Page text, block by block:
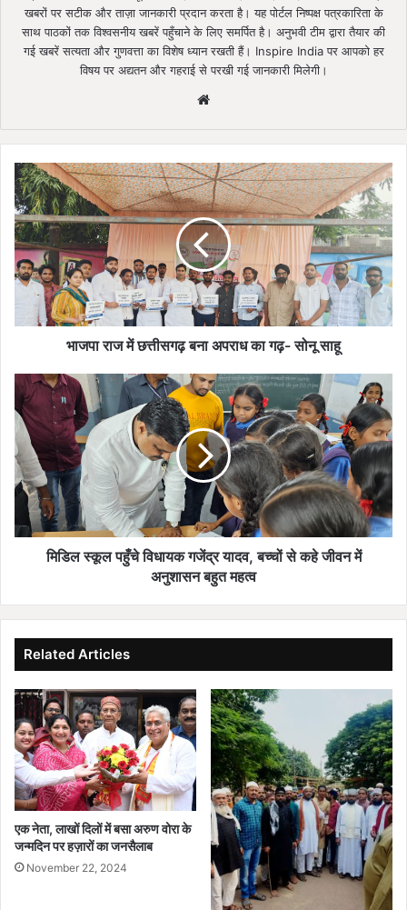
खबरों पर सटीक और ताज़ा जानकारी प्रदान करता है। यह पोर्टल निष्पक्ष पत्रकारिता के
साथ पाठकों तक विश्वसनीय खबरें पहुँचाने के लिए समर्पित है। अनुभवी टीम द्वारा तैयार की
गई खबरें सत्यता और गुणवत्ता का विशेष ध्यान रखती हैं। Inspire India पर आपको हर
विषय पर अद्यतन और गहराई से परखी गई जानकारी मिलेगी।
भाजपा
राज
में
छत्तीसगढ़
बना
अपराध
का
सोनू
भाजपा राज में छत्तीसगढ़ बना अपराध का गढ़- सोनू साहू
मिडिल
स्कूल
पहुँचे
विधायक
गजेंद्र
यादव,
बच्चों
कहे
मिडिल स्कूल पहुँचे विधायक गजेंद्र यादव, बच्चों से कहे जीवन में
अनुशासन बहुत महत्व
Related Articles
एक नेता, लाखों दिलों में बसा अरुण वोरा के
जन्मदिन पर हज़ारों का जनसैलाब
November 22, 2024